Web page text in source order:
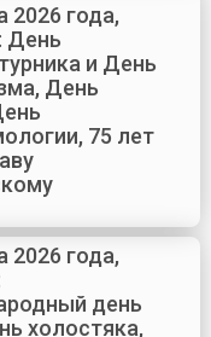
2026 года,
День
и День
День
75 лет
2026 года,
день
холостяка,